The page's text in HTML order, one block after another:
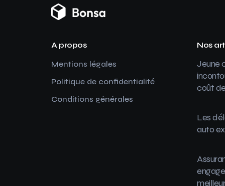
A propos
Mentions légales
Politique de confidentialité
Conditions générales
Nos
Jeune
coût
Les
auto